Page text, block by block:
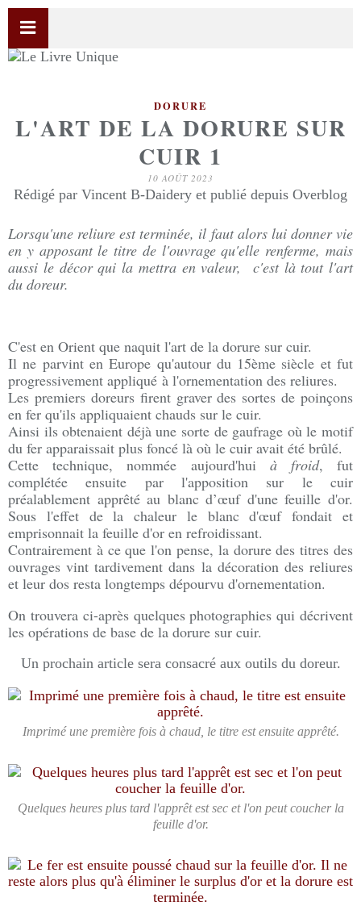
DORURE
L'ART DE LA DORURE SUR
CUIR 1
10 AOÛT 2023
Rédigé par Vincent B-Daidery et publié depuis Overblog
Lorsqu'une reliure est terminée, il faut alors lui donner vie
en y apposant le titre de l'ouvrage qu'elle renferme, mais
aussi le décor qui la mettra en valeur, c'est là tout l'art
du doreur.
C'est en Orient que naquit l'art de la dorure sur cuir.
Il ne parvint en Europe qu'autour du 15ème siècle et fut
progressivement appliqué à l'ornementation des reliures.
Les premiers doreurs firent graver des sortes de poinçons
en fer qu'ils appliquaient chauds sur le cuir.
Ainsi ils obtenaient déjà une sorte de gaufrage où le motif
du fer apparaissait plus foncé là où le cuir avait été brûlé.
Cette technique, nommée aujourd'hui à froid, fut
complétée ensuite par l'apposition sur le cuir
préalablement apprêté au blanc d’œuf d'une feuille d'or.
Sous l'effet de la chaleur le blanc d'œuf fondait et
emprisonnait la feuille d'or en refroidissant.
Contrairement à ce que l'on pense, la dorure des titres des
ouvrages vint tardivement dans la décoration des reliures
et leur dos resta longtemps dépourvu d'ornementation.
On trouvera ci-après quelques photographies qui décrivent
les opérations de base de la dorure sur cuir.
Un prochain article sera consacré aux outils du doreur.
Imprimé une première fois à chaud, le titre est ensuite apprêté.
Quelques heures plus tard l'apprêt est sec et l'on peut coucher la
feuille d'or.